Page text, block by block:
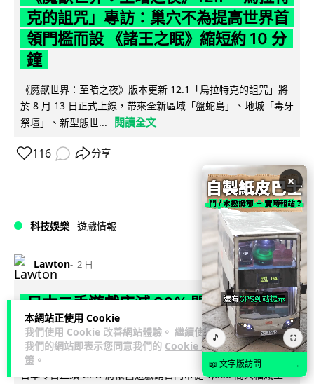
本網站正使用 Cookie
我們使用 Cookie 改善網站體驗。 繼續使用
我們的網站即表示您同意我們的 Cookie 政
策 。
克的詛咒」專訪：巢穴不為提高世界首
領門檻而設 《諸王之眠》縮短約 10 分
鐘
《魔獸世界：至暗之夜》版本更新 12.1「烏拉特克的詛咒」將
於 8 月 13 日正式上線，帶來全新區域「盤蛇島」、地城「毒牙
祭壇」、新型態世...
閱讀全文
116 分享
科技娛樂 遊戲情報
Lawton 2 日
日本二手遊戲店減 90% 門市 業績反增
四成 "懷舊"在 Z 世代變成最潮「新鮮
感」
日本零售巨頭 GEO 將懷舊遊戲銷售門市從 1,000 間大幅減至
×
🎵 ⛶
📖 文字版訪問 →